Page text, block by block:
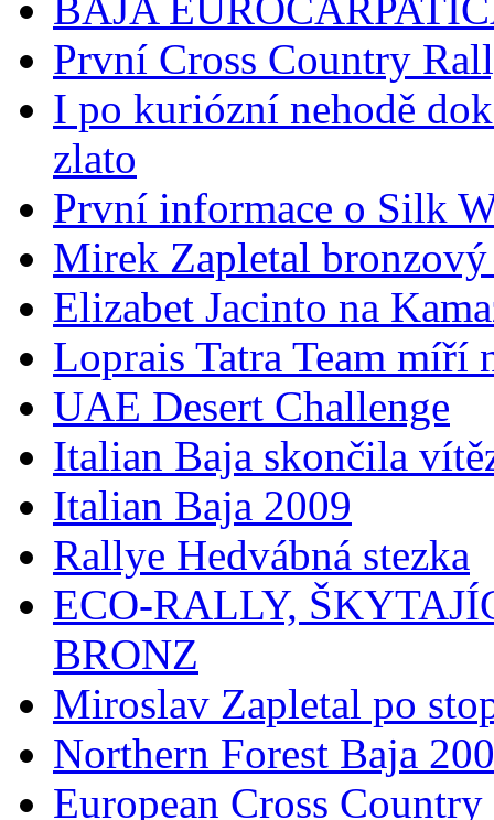
BAJA
První Cross Country
I po kuriózní nehodě
zlato
První informace o Silk
Mirek Zapletal
Elizabet Jacinto na
Loprais Tatra Team míří
UAE Desert Challenge
Italian Baja skončila
Italian Baja 2009
Rallye Hedvábná stezka
ECO-RALLY,
BRONZ
Miroslav Zapletal po
Northern Forest Baja
European Cross